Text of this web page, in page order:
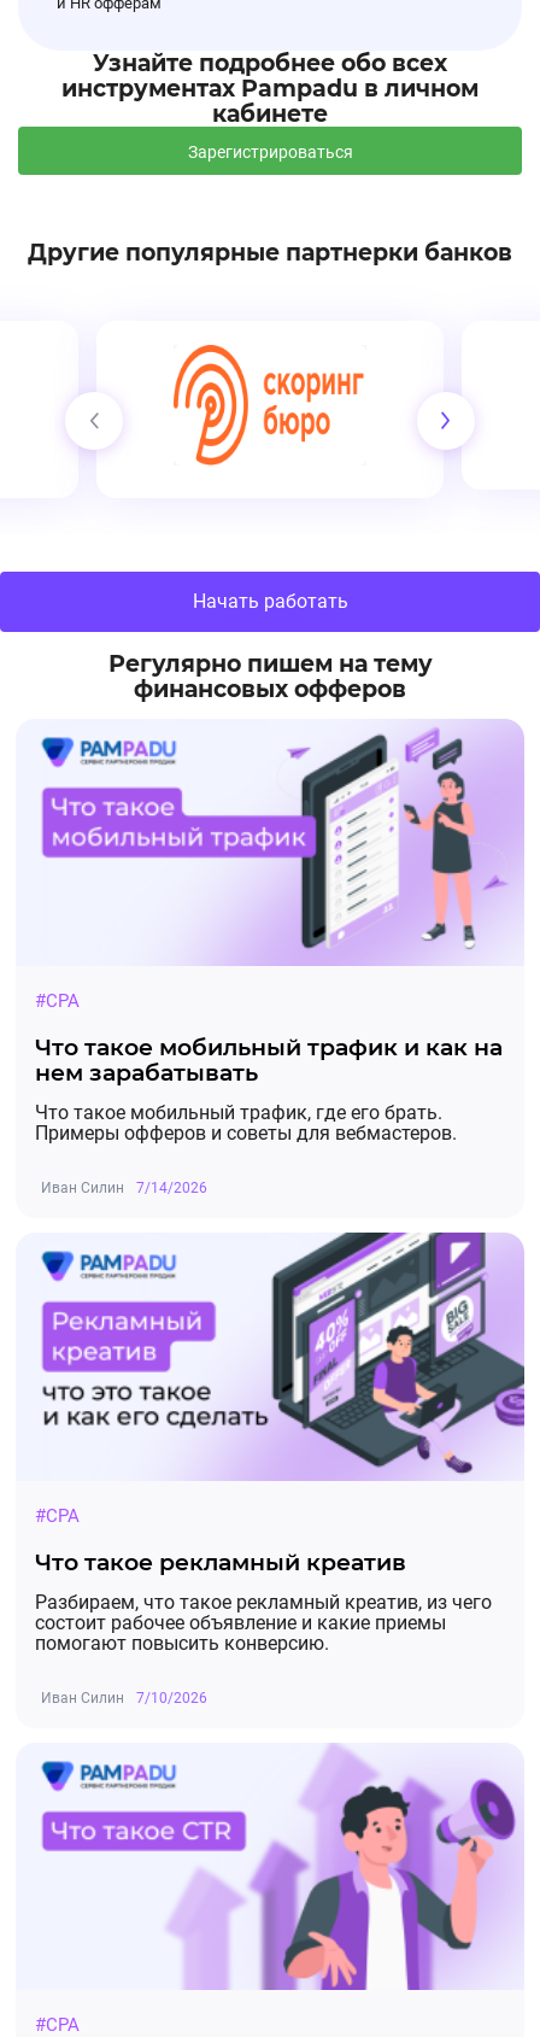
Узнайте подробнее обо всех
инструментах Pampadu в личном
кабинете
Зарегистрироваться
Другие популярные партнерки банков
Начать работать
Регулярно пишем на тему
финансовых офферов
#CPA
Что такое мобильный трафик и как на
нем зарабатывать
Что такое мобильный трафик, где его брать.
Примеры офферов и советы для вебмастеров.
Иван Силин 7/14/2026
#CPA
Что такое рекламный креатив
Разбираем, что такое рекламный креатив, из чего
состоит рабочее объявление и какие приемы
помогают повысить конверсию.
Иван Силин 7/10/2026
#CPA